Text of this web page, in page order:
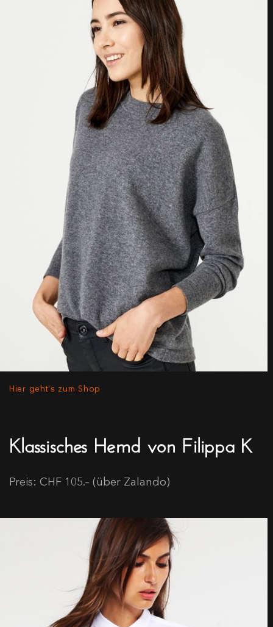
Hier geht's zum Shop
Klassisches Hemd von Filippa K
Preis: CHF 105.– (über Zalando)